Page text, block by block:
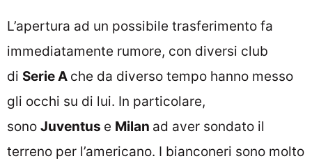
L’apertura ad un possibile trasferimento fa
immediatamente rumore, con diversi club
di Serie A che da diverso tempo hanno messo
gli occhi su di lui. In particolare,
sono Juventus e Milan ad aver sondato il
terreno per l’americano. I bianconeri sono molto